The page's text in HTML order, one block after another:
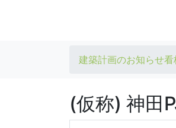
建築計画のお知らせ
(仮称) 神田